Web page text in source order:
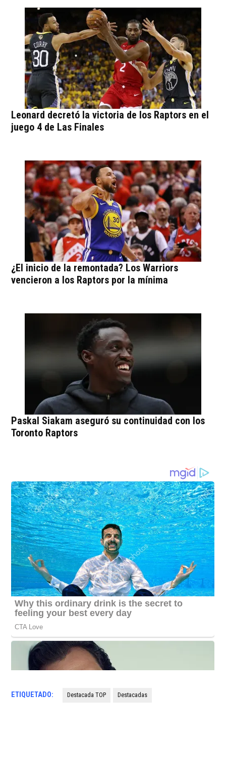
Leonard decretó la victoria de los Raptors en el
juego 4 de Las Finales
¿El inicio de la remontada? Los Warriors
vencieron a los Raptors por la mínima
Paskal Siakam aseguró su continuidad con los
Toronto Raptors